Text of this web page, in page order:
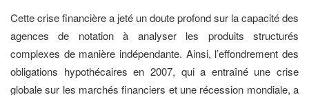
Cette crise financière a jeté un doute profond sur la capacité des
agences de notation à analyser les produits structurés
complexes de manière indépendante. Ainsi, l’effondrement des
obligations hypothécaires en 2007, qui a entraîné une crise
globale sur les marchés financiers et une récession mondiale, a